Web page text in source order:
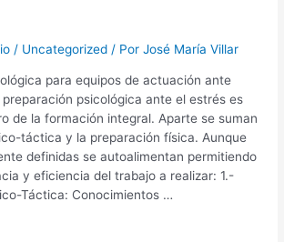
/ Uncategorized / PorJosé María Villar
para equipos de actuación ante
psicológica ante el estrés es
de la formación integral. Aparte se suman
táctica y la preparación física. Aunque
definidas se autoalimentan permitiendo
y eficiencia del trabajo a realizar: 1.-
Táctica: Conocimientos …